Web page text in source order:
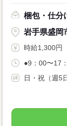
梱包・仕分
岩手県盛岡
時給1,300円
●9：00〜17
日・祝（週5